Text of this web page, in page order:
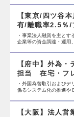
【東京/四ツ谷
有/離職率2.5％/
・事業法人融資を主とす
企業等の資金調達・運用
【府中】外為
担当 在宅・フ
・外国為替取引および
係るシステム化の推進や
【大阪】法人